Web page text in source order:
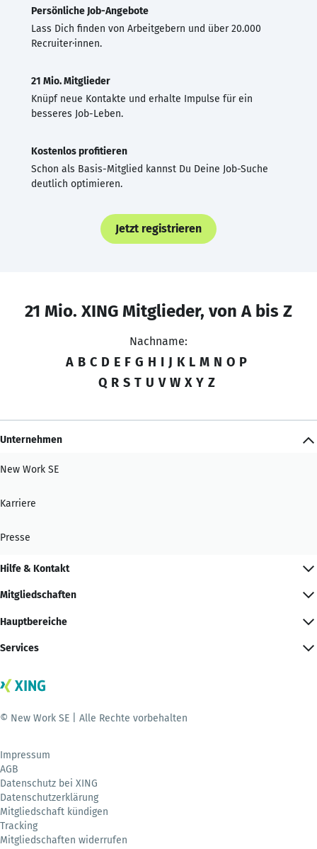
Persönliche Job-Angebote
Lass Dich finden von Arbeitgebern und über 20.000
Recruiter·innen.
21 Mio. Mitglieder
Knüpf neue Kontakte und erhalte Impulse für ein
besseres Job-Leben.
Kostenlos profitieren
Schon als Basis-Mitglied kannst Du Deine Job-Suche
deutlich optimieren.
Jetzt registrieren
21 Mio. XING Mitglieder, von A bis Z
Nachname:
A B C D E F G H I J K L M N O P
Q R S T U V W X Y Z
Unternehmen
New Work SE
Karriere
Presse
Hilfe & Kontakt
Mitgliedschaften
Hauptbereiche
Services
© New Work SE | Alle Rechte vorbehalten
Impressum
AGB
Datenschutz bei XING
Datenschutzerklärung
Mitgliedschaft kündigen
Tracking
Mitgliedschaften widerrufen